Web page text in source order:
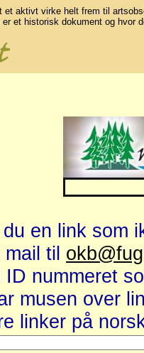
et aktivt virke helt frem til
et historisk dokument og hvor
en link som
mail til
ID nummeret
musen over
linker på